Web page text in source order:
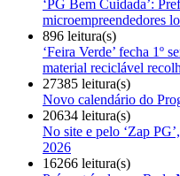
‘PG Bem Cuidada’:
microempreendedores
896 leitura(s)
‘Feira Verde’ fecha 1º
material reciclável
27385 leitura(s)
Novo calendário do
20634 leitura(s)
No site e pelo ‘Zap
2026
16266 leitura(s)